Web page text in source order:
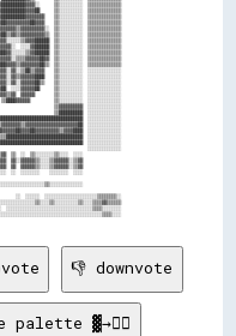
▒▒░░░░░░░░░░  ▒▒▒▒▒▒▒▒▒▒▒▒▒▒
▒▒░░░░░░░░░░  ▒▒▒▒▒▒▒▒▒▒▒▒▒▒
▒▒░░░░░░░░░░  ▒▒▒▒▒▒▒▒▒▒▒▒▒▒
▒▒░░░░░░░░░░  ▒▒▒▒▒▒▒▒▒▒▒▒▒▒
▒▒░░░░░░░░░░  ▒▒▒▒▒▒▒▒▒▒▒▒▒▒
▒▒░░░░░░░░░░  ▒▒▒▒▒▒▒▒▒▒▒▒▒▒
▒▒░░░░░░░░░░  ▒▒▒▒▒▒▒▒▒▒▒▒▒▒
░░░░▓▓██████  ▒▒░░░░░░░░░░  ▒▒▒▒▒▒▒▒▒▒▒▒▒▒
▒▒░░░░░░░░░░  ▒▒▒▒▒▒▒▒▒▒▒▒▒▒
▒▒░░░░░░░░░░  ▒▒▒▒▒▒▒▒▒▒▒▒▒▒
▒▒░░░░░░░░░░  ▒▒▒▒▒▒▒▒▒▒▒▒▒▒
▒▒░░░░░░░░░░  ░░░░░░░░░░░░░░
▒▒░░░░░░░░░░  ░░░░░░░░░░░░░░
▒▒░░░░░░░░░░  ░░░░░░░░░░░░░░
░░░░▓▓▓▓▓▓██      ▒▒░░░░░░░░░░  ░░░░░░░░░░░░░░
▓▓▓▓▓▓        ▒▒░░░░░░░░░░  ░░░░░░░░░░░░░░
▒▒░░░░░░░░░░  ░░░░░░░░░░░░░░
▒▒▓▓▓▓▓▓▓▓▓▓  ░░░░░░░░░░░░░░
▒▒██████████  ░░░░░░░░░░░░░░
░░░░░░░░░░░░░░
░░░░░░░░░░░░░░
░░░░░░░░░░░░░░
░░░░░░░░░░░░░░
░░░░░░░░░░░░░░
▒▒  ░░  ▒▒░░░░░░░░▒▒░░░░  ░░░░
▓▓░░▓▓▓▓▓▓▒▒░░░░▒▒▓▓▓▓▓▓░░▒▒▓▓
▓▓  ▓▓▓▓▓▓▒▒░░░░▒▒▓▓▓▓▓▓░░▒▒▓▓
▒▒░░░░░░░░░░░░
░░  ░░░░░░  ░░░░░░░░░░░░░░░░░░░░░░▒▒▒▒▒▒▒▒░░
░░░░░░░░░░░░░░░░░░░░░░░░░░░░░░░░░░░░▒▒▒▒░░░░░░░░
👎 downvote
palette ▓→✊🏽